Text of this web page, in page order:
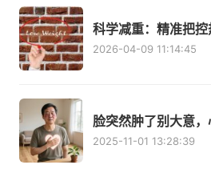
科学减重：精准把
2026-04-09 11:14:45
脸突然肿了别大意，
2025-11-01 13:28:39